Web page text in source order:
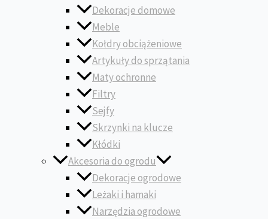
Dekoracje domowe
Meble
Kołdry obciążeniowe
Artykuły do sprzątania
Maty ochronne
Filtry
Sejfy
Skrzynki na klucze
Kłódki
Akcesoria do ogrodu
Dekoracje ogrodowe
Leżaki i hamaki
Narzędzia ogrodowe